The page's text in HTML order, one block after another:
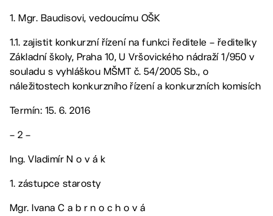
1. Mgr. Baudisovi, vedoucímu OŠK
1.1. zajistit konkurzní řízení na funkci ředitele – ředitelky
Základní školy, Praha 10, U Vršovického nádraží 1/950 v
souladu s vyhláškou MŠMT č. 54/2005 Sb., o
náležitostech konkurzního řízení a konkurzních komisích
Termín: 15. 6. 2016
– 2 –
Ing. Vladimír N o v á k
1. zástupce starosty
Mgr. Ivana C a b r n o c h o v á